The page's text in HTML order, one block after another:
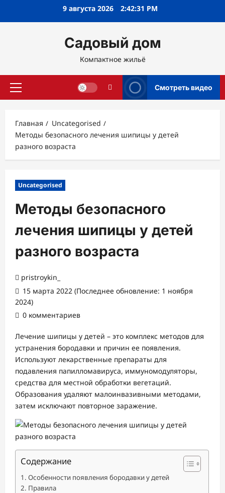
9 августа 2026 2:42:32 PM
Садовый дом
Компактное жильё
Основное
Смотреть видео
Главная
Uncategorised
Методы безопасного лечения шипицы у детей
разного возраста
Uncategorised
Методы безопасного
лечения шипицы у детей
разного возраста
pristroykin_
15 марта 2022 (Последнее обновление: 1 ноября
2024)
0 комментариев
Лечение шипицы у детей – это комплекс методов для
устранения бородавки и причин ее появления.
Используют лекарственные препараты для
подавления папилломавируса, иммуномодуляторы,
средства для местной обработки вегетаций.
Образования удаляют малоинвазивными методами,
затем исключают повторное заражение.
Содержание
Особенности появления бородавки у детей
Правила